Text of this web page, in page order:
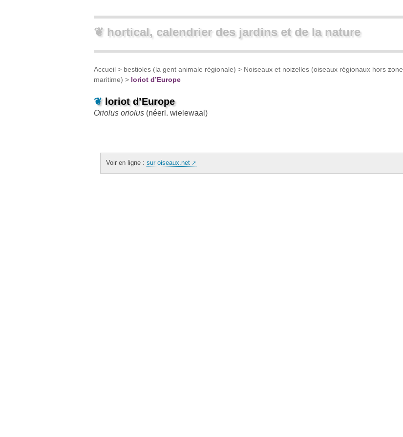
❦ hortical, calendrier des jardins et de la nature
Accueil > bestioles (la gent animale régionale) > Noiseaux et noizelles (oiseaux régionaux hors zone
maritime) > loriot d’Europe
❦ loriot d’Europe
Oriolus oriolus (néerl. wielewaal )
Voir en ligne : sur oiseaux.net